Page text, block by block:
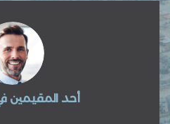
أحد المقيمين